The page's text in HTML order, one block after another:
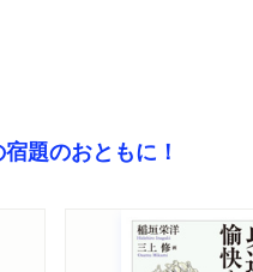
題のおともに！